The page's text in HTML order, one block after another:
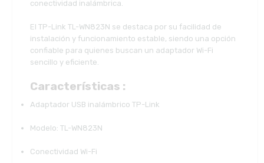
conectividad inalámbrica.
El TP-Link TL-WN823N se destaca por su facilidad de
instalación y funcionamiento estable, siendo una opción
confiable para quienes buscan un adaptador Wi-Fi
sencillo y eficiente.
Características :
Adaptador USB inalámbrico TP-Link
Modelo: TL-WN823N
Conectividad Wi-Fi